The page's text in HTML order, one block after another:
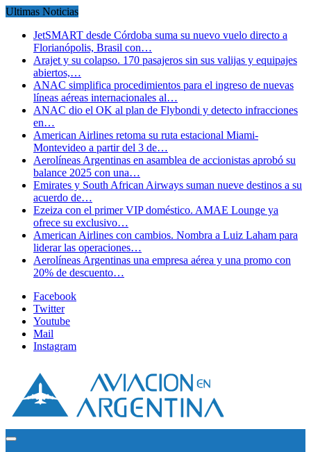
Ultimas Noticias
JetSMART desde Córdoba suma su nuevo vuelo directo a
Florianópolis, Brasil con…
Arajet y su colapso. 170 pasajeros sin sus valijas y equipajes
abiertos,…
ANAC simplifica procedimientos para el ingreso de nuevas
líneas aéreas internacionales al…
ANAC dio el OK al plan de Flybondi y detecto infracciones
en…
American Airlines retoma su ruta estacional Miami-
Montevideo a partir del 3 de…
Aerolíneas Argentinas en asamblea de accionistas aprobó su
balance 2025 con una…
Emirates y South African Airways suman nueve destinos a su
acuerdo de…
Ezeiza con el primer VIP doméstico. AMAE Lounge ya
ofrece su exclusivo…
American Airlines con cambios. Nombra a Luiz Laham para
liderar las operaciones…
Aerolíneas Argentinas una empresa aérea y una promo con
20% de descuento…
Facebook
Twitter
Youtube
Mail
Instagram